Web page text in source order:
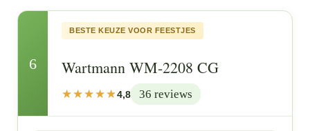
6
BESTE KEUZE VOOR FEESTJES
Wartmann WM-2208 CG
4,8 36 reviews